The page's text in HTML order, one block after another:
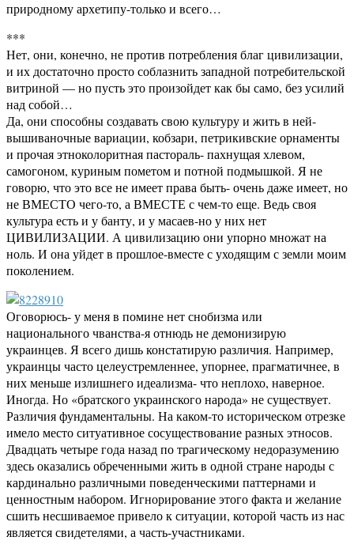
природному архетипу-только и всего…
***
Нет, они, конечно, не против потребления благ цивилизации,
и их достаточно просто соблазнить западной потребительской
витриной — но пусть это произойдет как бы само, без усилий
над собой…
Да, они способны создавать свою культуру и жить в ней-
вышиваночные вариации, кобзари, петрикивские орнаменты
и прочая этноколоритная пастораль- пахнущая хлевом,
самогоном, куриным пометом и потной подмышкой. Я не
говорю, что это все не имеет права быть- очень даже имеет, но
не ВМЕСТО чего-то, а ВМЕСТЕ с чем-то еще. Ведь своя
культура есть и у банту, и у масаев-но у них нет
ЦИВИЛИЗАЦИИ. А цивилизацию они упорно множат на
ноль. И она уйдет в прошлое-вместе с уходящим с земли моим
поколением.
Оговорюсь- у меня в помине нет снобизма или
национального чванства-я отнюдь не демонизирую
украинцев. Я всего дишь констатирую различия. Например,
украинцы часто целеустремленнее, упорнее, прагматичнее, в
них меньше излишнего идеализма- что неплохо, наверное.
Иногда. Но «братского украинского народа» не существует.
Различия фундаментальны. На каком-то историческом отрезке
имело место ситуативное сосуществование разных этносов.
Двадцать четыре года назад по трагическому недоразумению
здесь оказались обреченными жить в одной стране народы с
кардинально различными поведенческими паттернами и
ценностным набором. Игнорирование этого факта и желание
сшить несшиваемое привело к ситуации, которой часть из нас
является свидетелями, а часть-участниками.